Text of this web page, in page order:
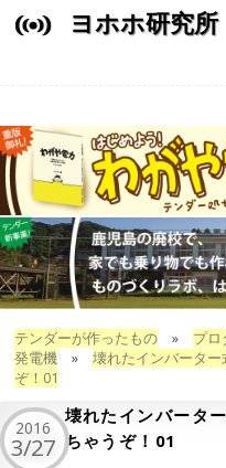
ヨホホ研究所
テンダーが作ったもの» プロ
発電機» 壊れたインバータ
ぞ！01
壊れたインバータ
ちゃうぞ！01
2016
3/27